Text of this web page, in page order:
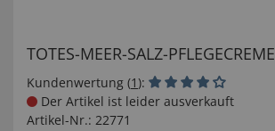
TOTES-MEER-SALZ-PFLEGECREME
Kundenwertung (1):
Der Artikel ist leider ausverkauft
Artikel-Nr.: 22771